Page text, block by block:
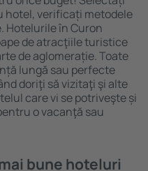
hotel, verificați metodele
Hotelurile în Curon
de atracţiile turistice
de aglomerație. Toate
lungă sau perfecte
doriţi să vizitaţi şi alte
care vi se potriveşte și
o vacanţă sau
bune hoteluri